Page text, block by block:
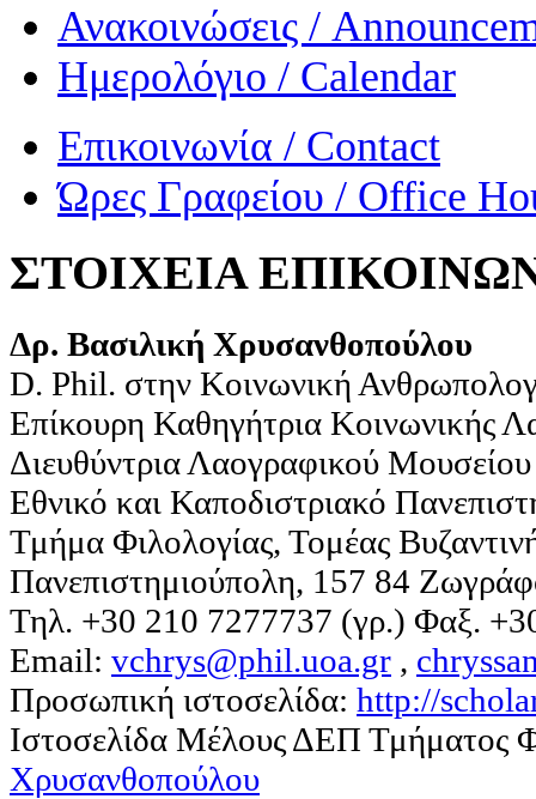
Ανακοινώσεις /
Ημερολόγιο / Calendar
Επικοινωνία / Contact
Ώρες Γραφείου / Office
ΣΤΟΙΧΕΙΑ
Δρ. Βασιλική Χρυσανθοπούλου
D. Phil. στην Κοινωνική
Επίκουρη Καθηγήτρια Κοινωνικής
Διευθύντρια Λαογραφικού Μουσείου
Εθνικό και Καποδιστριακό
Τμήμα Φιλολογίας, Τομέας
Πανεπιστημιούπολη, 157 84
Τηλ. +30 210 7277737 (γρ.) Φαξ.
Email: vchrys@phil.uoa.gr ,
Προσωπική ιστοσελίδα: http://
Ιστοσελίδα Μέλους ΔΕΠ Τμήματος
Χρυσανθοπούλου